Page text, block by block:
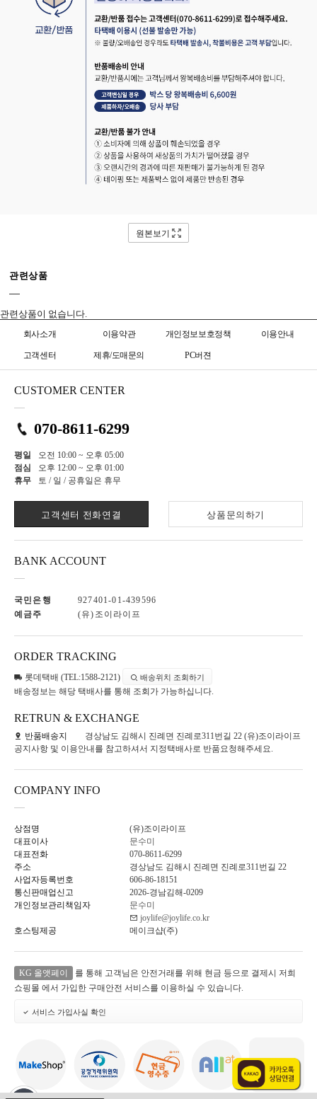
원본보기
관련상품
관련상품이 없습니다.
회사소개 이용약관 개인정보보호정책 이용안내
고객센터 제휴/도매문의 PC버젼
CUSTOMER CENTER
070-8611-6299
평일
오전 10:00 ~ 오후 05:00
점심
오후 12:00 ~ 오후 01:00
휴무
토 / 일 / 공휴일은 휴무
고객센터 전화연결 상품문의하기
BANK ACCOUNT
국민은행
927401-01-439596
예금주
(유)조이라이프
ORDER TRACKING
롯데택배 (TEL:1588-2121) 배송위치 조회하기
배송정보는 해당 택배사를 통해 조회가 가능하십니다.
RETRUN & EXCHANGE
반품배송지
경상남도 김해시 진례면 진례로311번길 22 (유)조이라이프
공지사항 및 이용안내를 참고하셔서 지정택배사로 반품요청해주세요.
COMPANY INFO
상점명
(유)조이라이프
대표이사
문수미
대표전화
070-8611-6299
주소
경상남도 김해시 진례면 진례로311번길 22
사업자등록번호
606-86-18151
통신판매업신고
2026-경남김해-0209
개인정보관리책임자
문수미
joylife@joylife.co.kr
호스팅제공
메이크샵(주)
KG 올앳페이
를 통해 고객님은 안전거래를 위해 현금 등으로 결제시 저희
쇼핑몰 에서 가입한 구매안전 서비스를 이용하실 수 있습니다.
서비스 가입사실 확인
빠른 메뉴 바로가기